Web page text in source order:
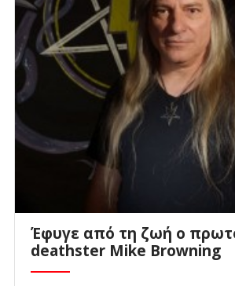
Έφυγε από τη ζωή ο
deathster Mike Browning